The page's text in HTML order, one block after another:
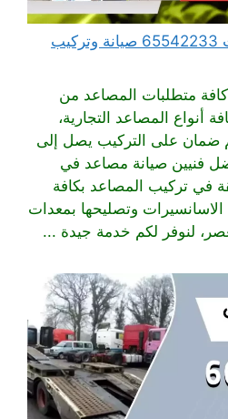
صيانة مصاعد في الكويت 65542233 صيانة وتركيب
متطلبات المصاعد من
أنواع المصاعد التجارية،
ضمان على التركيب يصل إلى
فنيين صيانة مصاعد في
في تركيب المصاعد بكافة
الاسانسيرات وتصليحها بمعدات
لنوفر لكم خدمة جيدة ...